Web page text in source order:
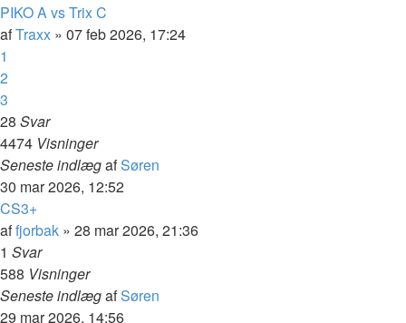
PIKO A vs Trix C
afTraxx » 07 feb 2026, 17:24
1
2
3
28 Svar
4474 Visninger
Seneste indlægafSøren
30 mar 2026, 12:52
CS3+
affjorbak » 28 mar 2026, 21:36
1 Svar
588 Visninger
Seneste indlægafSøren
29 mar 2026, 14:56